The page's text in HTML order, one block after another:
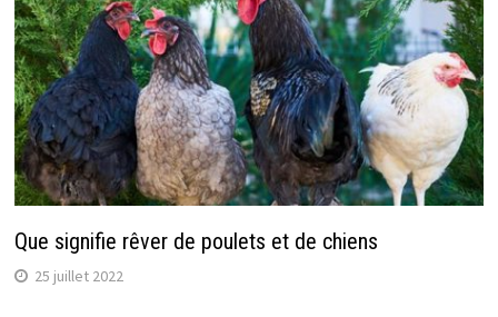
Que signifie rêver de poulets et de chiens
25 juillet 2022